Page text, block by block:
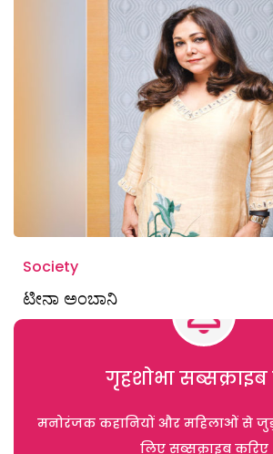
Society
ಟೀನಾ ಅಂಬಾನಿ
गृहशोभा
मनोरंजक कहानियों और महिलाओं से
लिए सब्सक्राइब करिए